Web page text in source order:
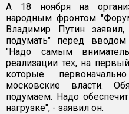
А 18 ноября на
народным фронтом
Владимир Путин
подумать" перед
"Надо самым
реализации тех, на
которые
московские власти.
подумаем. Надо
нагрузке", - заявил он.